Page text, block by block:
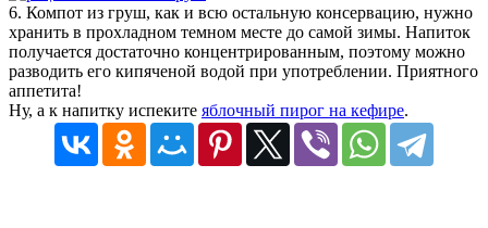
6. Компот из груш, как и всю остальную консервацию, нужно
хранить в прохладном темном месте до самой зимы. Напиток
получается достаточно концентрированным, поэтому можно
разводить его кипяченой водой при употреблении. Приятного
аппетита!
Ну, а к напитку испеките яблочный пирог на кефире.